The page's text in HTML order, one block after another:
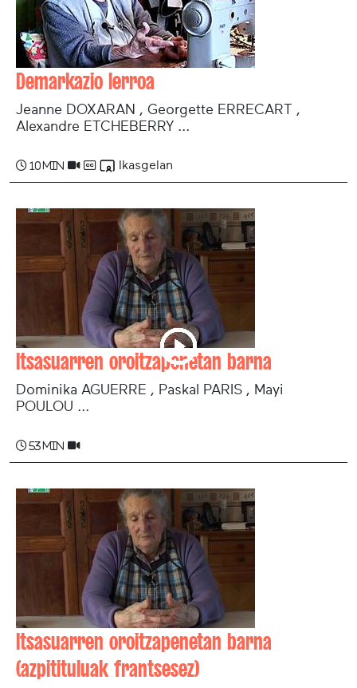
Demarkazio lerroa
Jeanne DOXARAN , Georgette ERRECART ,
Alexandre ETCHEBERRY ...
10 min Ikasgelan
Itsasuarren oroitzapenetan barna
Dominika AGUERRE , Paskal PARIS , Mayi
POULOU ...
53 min
Itsasuarren oroitzapenetan barna
(azpitituluak frantsesez)